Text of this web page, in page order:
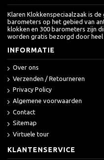
Klaren Klokkenspeciaalzaak is
barometers op het gebied van
klokken en 300 barometers zijn
worden gratis bezorgd door heel
INFORMATIE
Over ons
Verzenden / Retourneren
Privacy Policy
Algemene voorwaarden
Contact
Sitemap
Virtuele tour
KLANTENSERVICE